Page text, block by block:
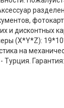
разделен
фотокарт
и дисконтных
(X*Y*Z):
на